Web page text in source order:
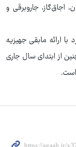
اجاق‌گاز، جاروبرقی و
ارائه مابقی جهیزیه
از ابتدای سال جاری